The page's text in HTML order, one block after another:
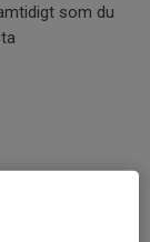
som du